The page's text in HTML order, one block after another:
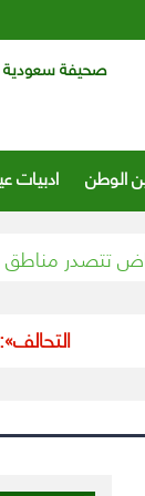
صحيفة سعودية
الوطن ادبيات
مناطق